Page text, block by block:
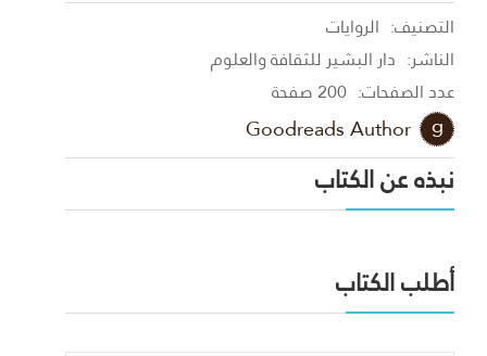
التصنيف: الروايات
الناشر: دار البشير للثقافة والعلوم
عدد الصفحات: 200 صفحة
Goodreads Author
نبذه عن الكتاب
أطلب الكتاب